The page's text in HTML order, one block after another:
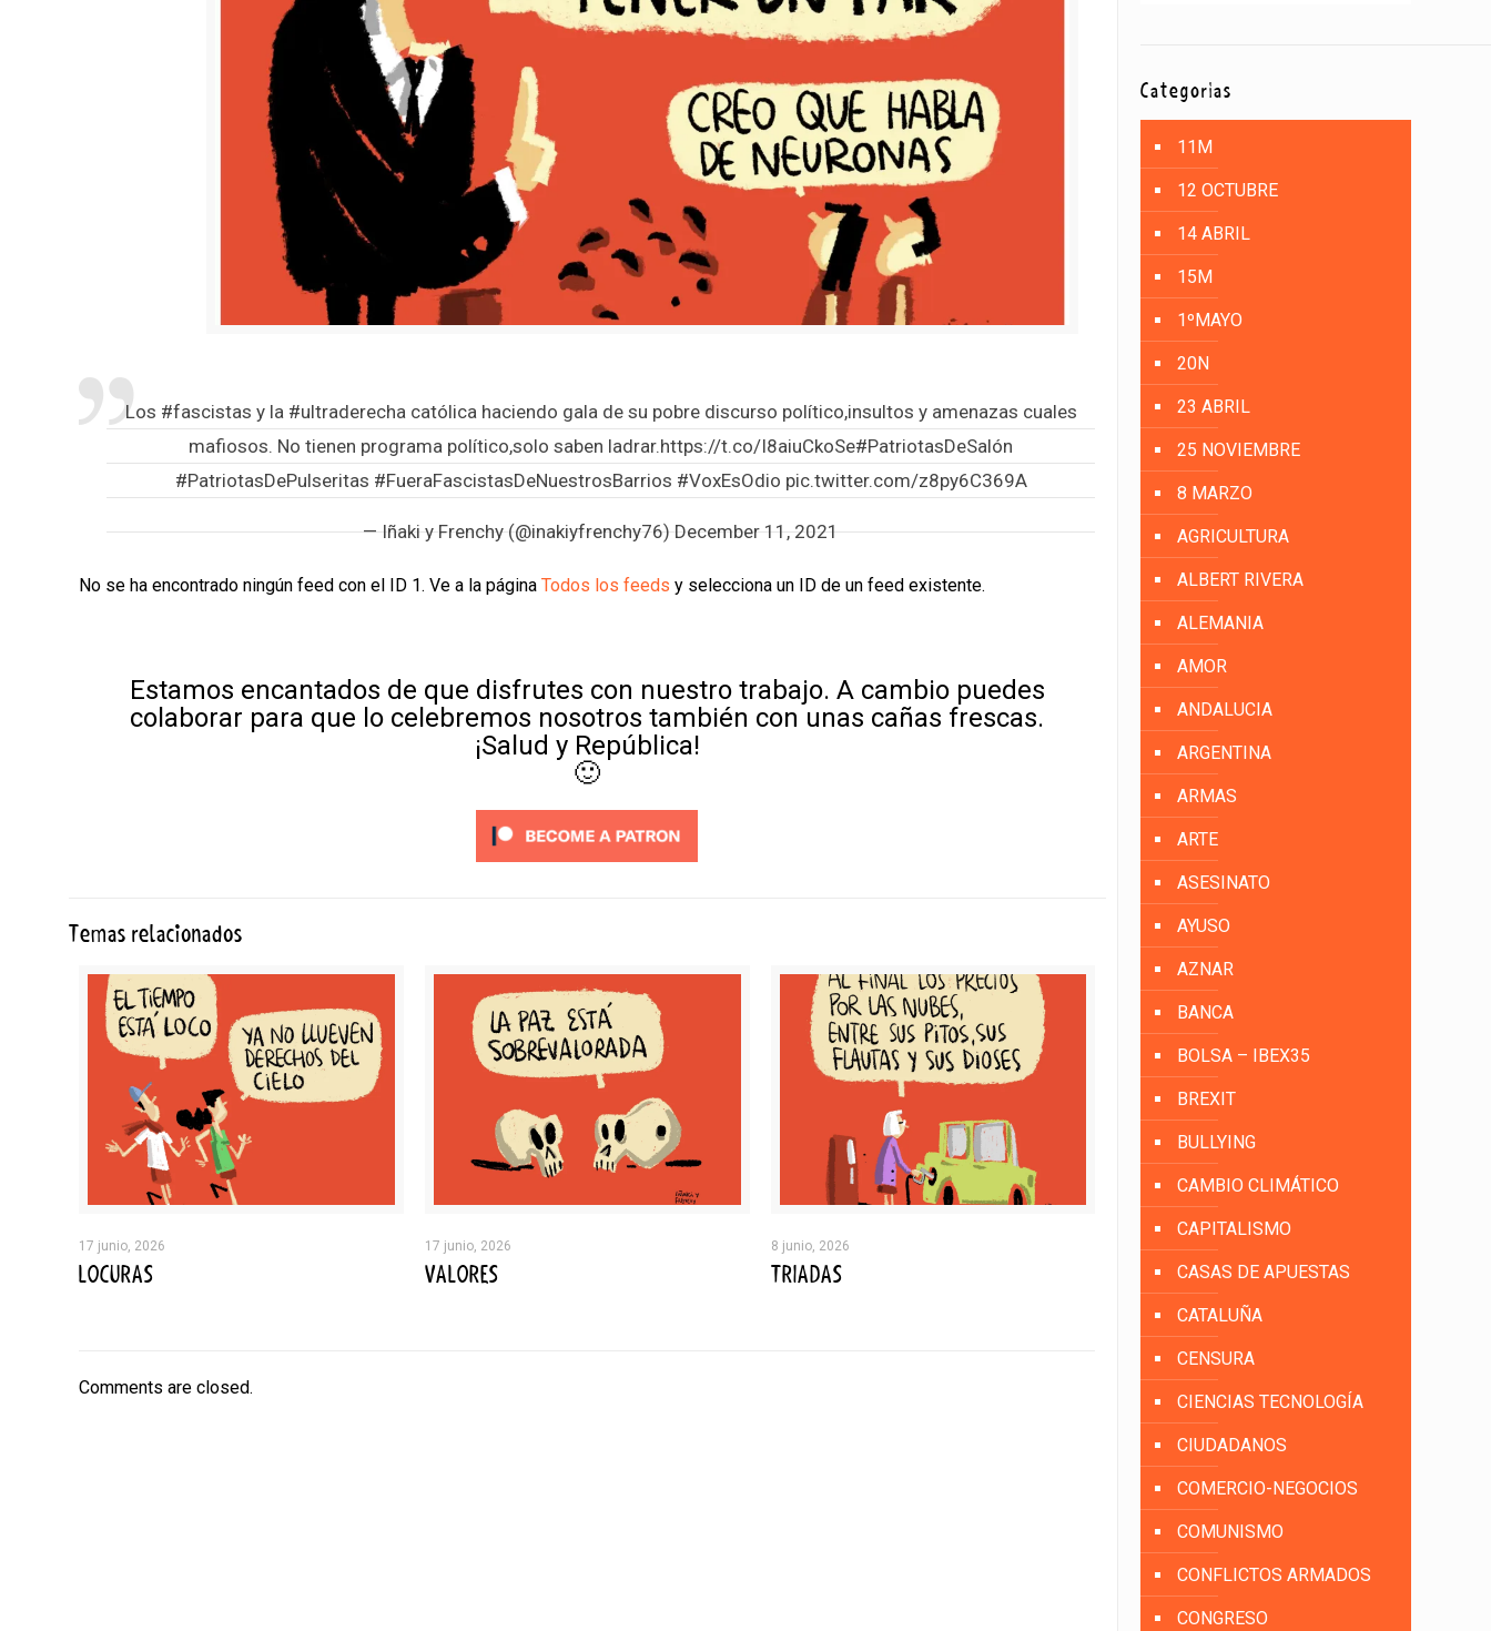
Los #fascistas y la #ultraderecha católica haciendo gala de su pobre discurso político,insultos y amenazas cuales
mafiosos. No tienen programa político,solo saben ladrar.https://t.co/I8aiuCkoSe#PatriotasDeSalón
#PatriotasDePulseritas #FueraFascistasDeNuestrosBarrios #VoxEsOdio pic.twitter.com/z8py6C369A
— Iñaki y Frenchy (@inakiyfrenchy76)December 11, 2021
No se ha encontrado ningún feed con el ID 1. Ve a la páginaTodos los feeds y selecciona un ID de un feed existente.
Estamos encantados de que disfrutes con nuestro trabajo. A cambio puedes
colaborar para que lo celebremos nosotros también con unas cañas frescas.
¡Salud y República!
🙂
Temas relacionados
17 junio, 2026
LOCURAS
17 junio, 2026
VALORES
8 junio, 2026
TRIADAS
Comments are closed.
Categorías
11M
12 OCTUBRE
14 ABRIL
15M
1ºMAYO
20N
23 ABRIL
25 NOVIEMBRE
8 MARZO
AGRICULTURA
ALBERT RIVERA
ALEMANIA
AMOR
ANDALUCIA
ARGENTINA
ARMAS
ARTE
ASESINATO
AYUSO
AZNAR
BANCA
BOLSA – IBEX35
BREXIT
BULLYING
CAMBIO CLIMÁTICO
CAPITALISMO
CASAS DE APUESTAS
CATALUÑA
CENSURA
CIENCIAS TECNOLOGÍA
CIUDADANOS
COMERCIO-NEGOCIOS
COMUNISMO
CONFLICTOS ARMADOS
CONGRESO